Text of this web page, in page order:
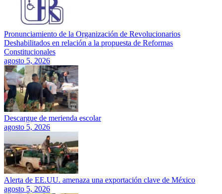
Pronunciamiento de la Organización de Revolucionarios
Deshabilitados en relación a la propuesta de Reformas
Constitucionales
agosto 5, 2026
Descargue de merienda escolar
agosto 5, 2026
Alerta de EE.UU. amenaza una exportación clave de México
agosto 5, 2026